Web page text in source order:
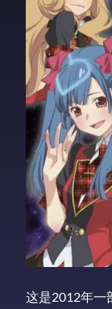
这是2012年一